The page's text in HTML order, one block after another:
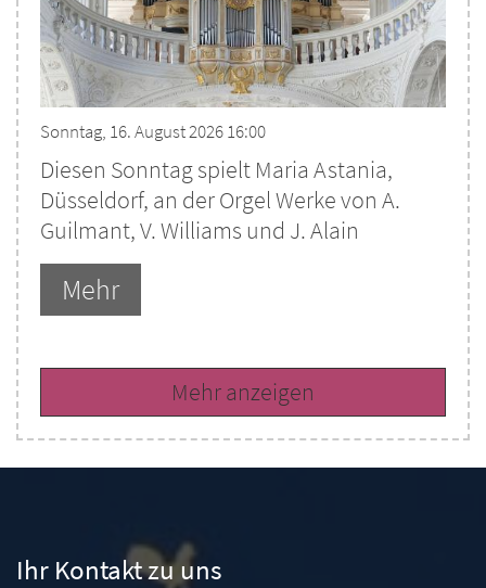
Sonntag, 16. August 2026 16:00
Diesen Sonntag spielt Maria Astania,
Düsseldorf, an der Orgel Werke von A.
Guilmant, V. Williams und J. Alain
Mehr
Mehr anzeigen
Ihr Kontakt zu uns